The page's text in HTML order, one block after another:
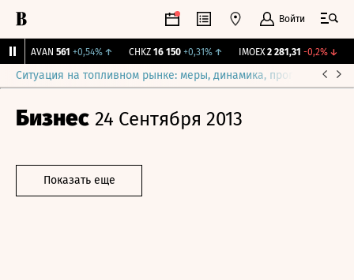
Войти
AVAN 561 +0,54%↑ CHKZ 16 150 +0,31% ↑ IMOEX 2 281,31 -0,2%↓
Ситуация на топливном рынке: меры, динамика, прогнозы
Бизнес 24 Сентября 2013
Показать еще